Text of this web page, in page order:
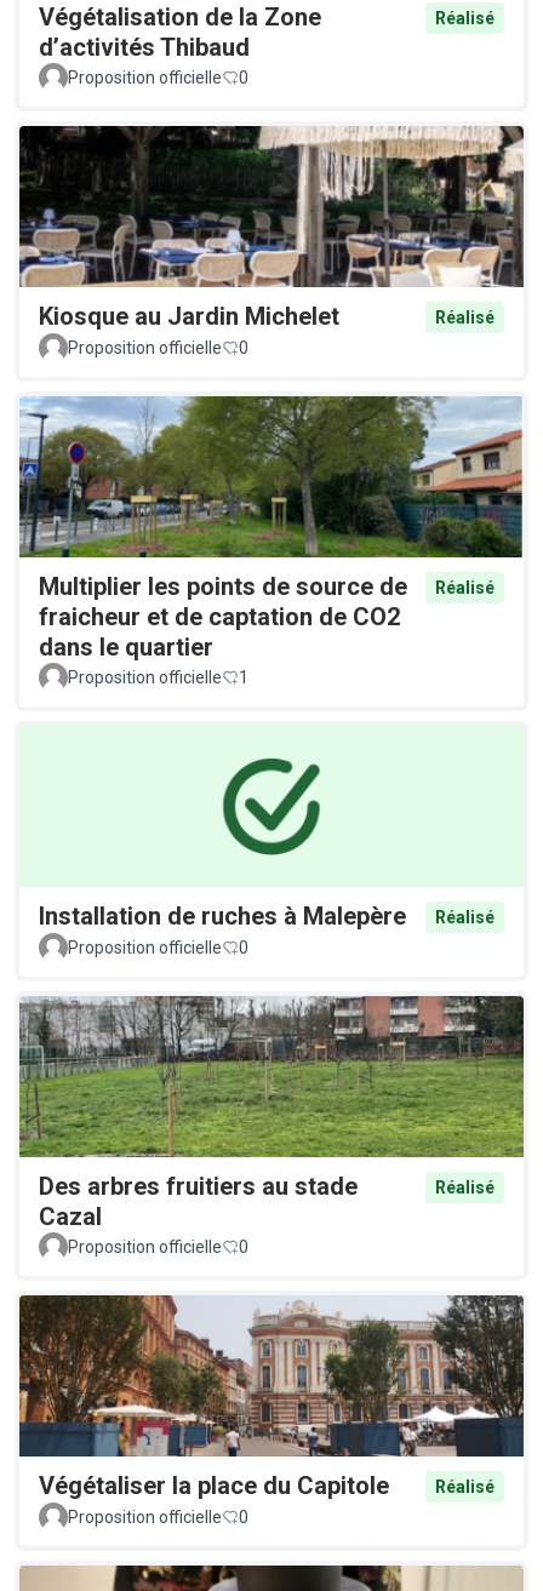
Végétalisation de la Zone
d’activités Thibaud
Réalisé
Proposition officielle 0
Kiosque au Jardin Michelet
Réalisé
Proposition officielle
0
Multiplier les points de source de
fraicheur et de captation de CO2
dans le quartier
Réalisé
Proposition officielle 1
Installation de ruches à Malepère
Réalisé
Proposition officielle
0
Des arbres fruitiers au stade
Cazal
Réalisé
Proposition officielle 0
Végétaliser la place du Capitole
Réalisé
Proposition officielle
0